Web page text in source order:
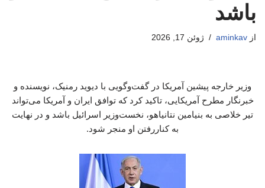
باشد
از aminkav ژوئن 17, 2026
وزیر خارجه پیشین آمریکا در گفت‌وگویی با دیوید رمنیک، نویسنده و
خبرنگار مطرح آمریکایی، تاکید کرد که توافق ایران و آمریکا می‌تواند
تیر خلاصی به بنیامین نتانیاهو، نخست‌وزیر اسرائیل باشد و در نهایت
به کناررفتن او منجر شود.